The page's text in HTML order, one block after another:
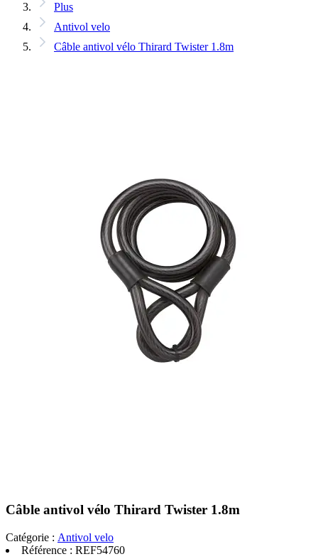
Plus
Antivol velo
Câble antivol vélo Thirard Twister 1.8m
Câble antivol vélo Thirard Twister 1.8m
Catégorie : Antivol velo
Référence : REF54760